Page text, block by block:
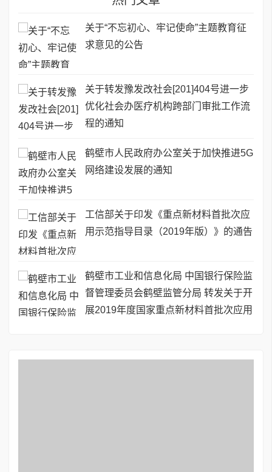
关于“不忘初心、牢记使命”主题教育征
求意见的公告
关于转发豫发改社会[201]404号进一步
优化社会办医疗机构跨部门审批工作流
程的通知
鹤壁市人民政府办公室关于加快推进5G
网络建设发展的通知
工信部关于印发《重点新材料首批次应
用示范指导目录（2019年版）》的通告
鹤壁市工业和信息化局 中国银行保险监
督管理委员会鹤壁监管分局 转发关于开
展2019年度国家重点新材料首批次应用